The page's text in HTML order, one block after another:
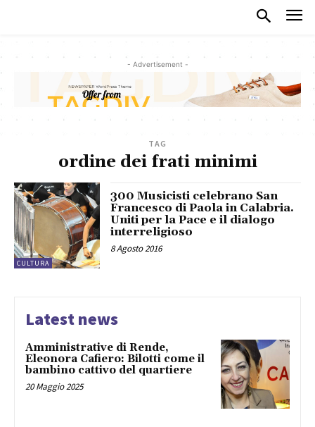
- Advertisement -
TAG
ordine dei frati minimi
CULTURA
300 Musicisti celebrano San
Francesco di Paola in Calabria.
Uniti per la Pace e il dialogo
interreligioso
8 Agosto 2016
Latest news
Amministrative di Rende,
Eleonora Cafiero: Bilotti come il
bambino cattivo del quartiere
20 Maggio 2025